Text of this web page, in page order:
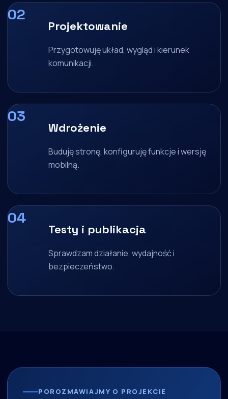
Projektowanie
Przygotowuję układ, wygląd i kierunek
komunikacji.
Wdrożenie
Buduję stronę, konfiguruję funkcje i wersję
mobilną.
Testy i publikacja
Sprawdzam działanie, wydajność i
bezpieczeństwo.
POROZMAWIAJMY O PROJEKCIE